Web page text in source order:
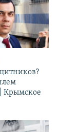
Крымское